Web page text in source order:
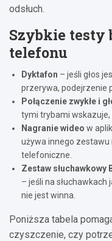
odsłuch.
Szybkie testy
telefonu
Dyktafon – jeśli głos
przerywa, podejrzenie
Połączenie zwykłe i
tymi trybami
Nagranie wideo w
używa innego zestawu
telefoniczne.
Zestaw słuchawkowy
– jeśli na
nie jest winna.
Poniższa tabela
czyszczenie, czy